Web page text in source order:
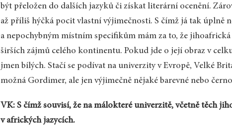
být přeložen do dalších jazyků či získat literární ocenění.
až příliš hýčká pocit vlastní výjimečnosti. S čímž já tak úplně
a nepochybným místním specifikům mám za to, že
širších zájmů celého kontinentu. Pokud jde o její obraz v
jmen bílých. Stačí se podívat na univerzity v Evropě, Velké
možná Gordimer, ale jen výjimečně nějaké barevné nebo
VK: S čímž souvisí, že na málokteré univerzitě, včetně těch
v afrických jazycích.